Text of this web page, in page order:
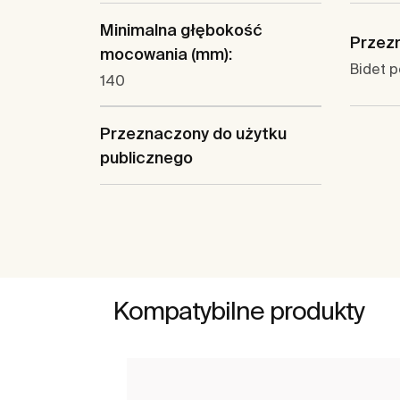
Minimalna głębokość
mocowania (mm):
140
Bidet
Przeznaczony do użytku
publicznego
Kompatybilne produkty